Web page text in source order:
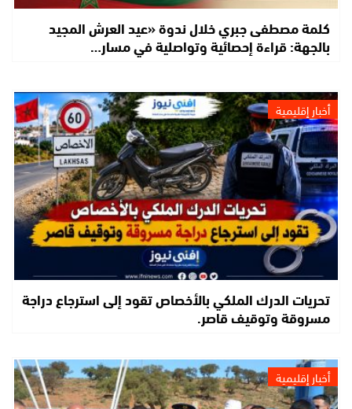
كلمة مصطفى جبري خلال ندوة «عيد العرش المجيد
بالجهة: قراءة إحصائية وتواصلية في مسار…
أخبار إقليمية
تحريات الدرك الملكي بالأخصاص تقود إلى استرجاع دراجة
مسروقة وتوقيف قاصر.
أخبار إقليمية